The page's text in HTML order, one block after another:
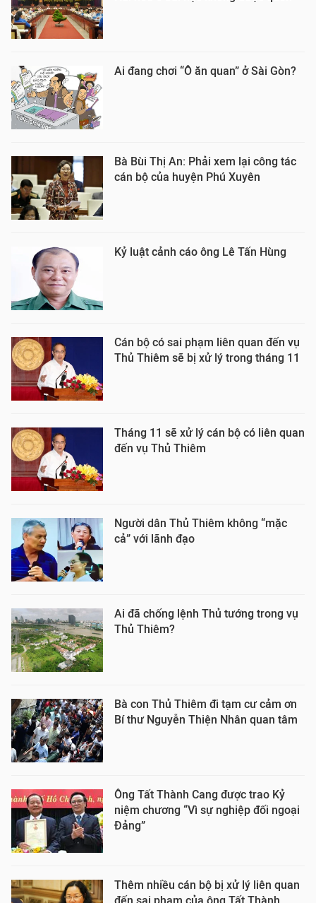
Ai đang chơi “Ô ăn quan” ở Sài Gòn?
Bà Bùi Thị An: Phải xem lại công tác
cán bộ của huyện Phú Xuyên
Kỷ luật cảnh cáo ông Lê Tấn Hùng
Cán bộ có sai phạm liên quan đến vụ
Thủ Thiêm sẽ bị xử lý trong tháng 11
Tháng 11 sẽ xử lý cán bộ có liên quan
đến vụ Thủ Thiêm
Người dân Thủ Thiêm không “mặc
cả” với lãnh đạo
Ai đã chống lệnh Thủ tướng trong vụ
Thủ Thiêm?
Bà con Thủ Thiêm đi tạm cư cảm ơn
Bí thư Nguyễn Thiện Nhân quan tâm
Ông Tất Thành Cang được trao Kỷ
niệm chương “Vì sự nghiệp đối ngoại
Đảng”
Thêm nhiều cán bộ bị xử lý liên quan